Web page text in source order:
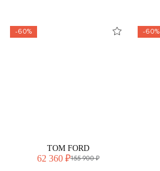
-60%
TOM FORD
62 360 ₽155 900 ₽
-60%